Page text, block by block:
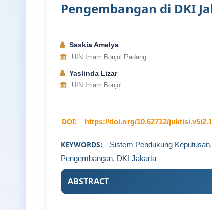
Pengembangan di DKI
Saskia Amelya
UIN Imam Bonjol Padang
Yaslinda Lizar
UIN Imam Bonjol
DOI: https://doi.org/10.62712/
KEYWORDS:
Sistem Pendukung
Pengembangan, DKI Jakarta
ABSTRACT